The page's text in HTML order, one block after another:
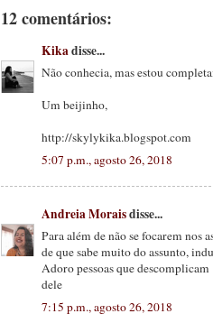
12 comentários:
Kikadisse...
Não conhecia, mas estou
Um beijinho,
http://skylykika.blogspot.com
5:07 p.m., agosto 26, 2018
Andreia Moraisdisse...
Para além de não se focarem nos
de que sabe muito do assunto,
Adoro pessoas que
dele
7:15 p.m., agosto 26, 2018